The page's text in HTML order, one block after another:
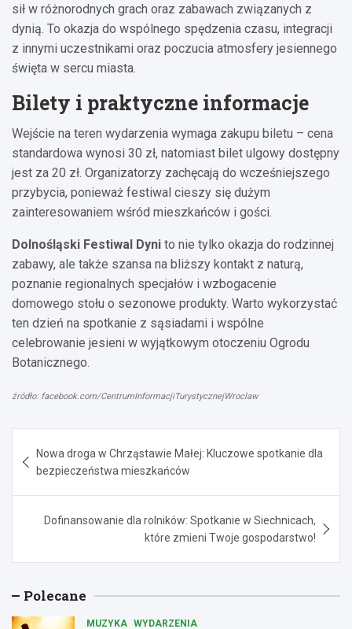
sił w różnorodnych grach oraz zabawach związanych z
dynią. To okazja do wspólnego spędzenia czasu, integracji
z innymi uczestnikami oraz poczucia atmosfery jesiennego
święta w sercu miasta.
Bilety i praktyczne informacje
Wejście na teren wydarzenia wymaga zakupu biletu – cena
standardowa wynosi 30 zł, natomiast bilet ulgowy dostępny
jest za 20 zł. Organizatorzy zachęcają do wcześniejszego
przybycia, ponieważ festiwal cieszy się dużym
zainteresowaniem wśród mieszkańców i gości.
Dolnośląski Festiwal Dyni to nie tylko okazja do rodzinnej
zabawy, ale także szansa na bliższy kontakt z naturą,
poznanie regionalnych specjałów i wzbogacenie
domowego stołu o sezonowe produkty. Warto wykorzystać
ten dzień na spotkanie z sąsiadami i wspólne
celebrowanie jesieni w wyjątkowym otoczeniu Ogrodu
Botanicznego.
źródło: facebook.com/CentrumInformacjiTurystycznejWroclaw
wpisu
Nowa droga w Chrząstawie Małej: Kluczowe spotkanie dla
bezpieczeństwa mieszkańców
Dofinansowanie dla rolników: Spotkanie w Siechnicach,
które zmieni Twoje gospodarstwo!
Polecane
MUZYKA WYDARZENIA